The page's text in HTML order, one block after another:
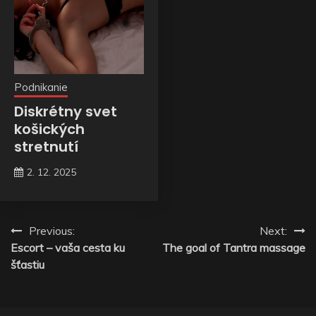
Podnikanie
Diskrétny svet
košických
stretnutí
2. 12. 2025
Navigace
pro
Previous:
Escort – vaša cesta ku
šťastiu
Next:
The goal of Tantra massage